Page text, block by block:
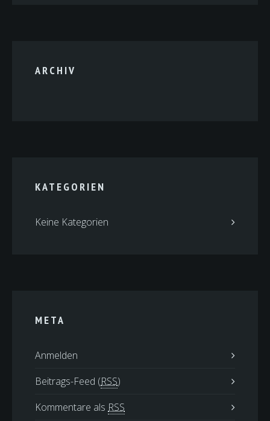
ARCHIV
KATEGORIEN
Keine Kategorien
META
Anmelden
Beitrags-Feed (RSS)
Kommentare als RSS